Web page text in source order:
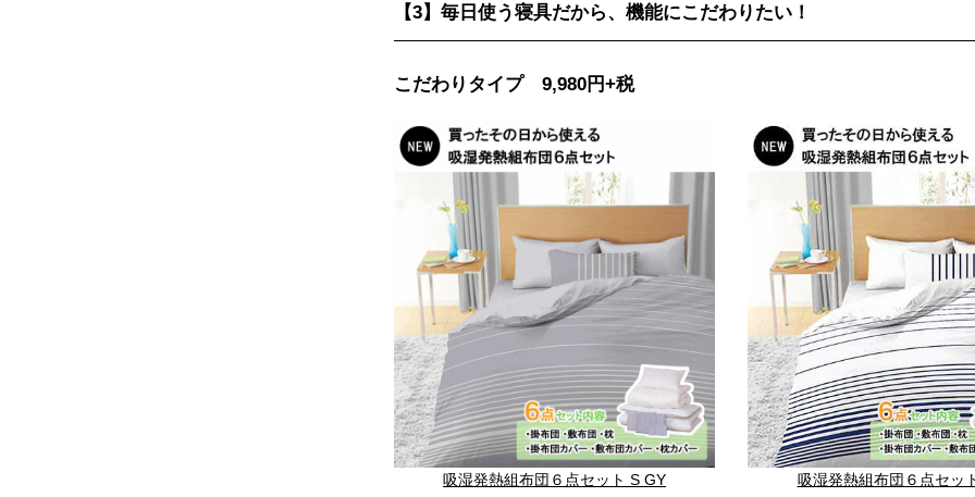
【3】毎日使う寝具だから、機能にこだわりたい！
こだわりタイプ 9,980円+税
吸湿発熱組布団６点セット S GY 吸湿発熱組布団６点セッ